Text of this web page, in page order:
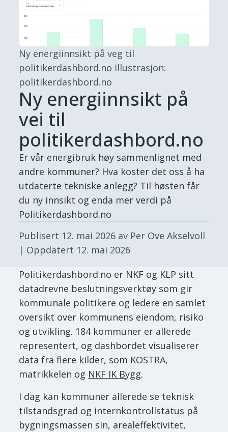
Ny energiinnsikt på veg til
politikerdashbord.no Illustrasjon:
politikerdashbord.no
Ny energiinnsikt på
vei til
politikerdashbord.no
Er vår energibruk høy sammenlignet med
andre kommuner? Hva koster det oss å ha
utdaterte tekniske anlegg? Til høsten får
du ny innsikt og enda mer verdi på
Politikerdashbord.no
Publisert 12. mai 2026 av Per Ove Akselvoll
| Oppdatert 12. mai 2026
Politikerdashbord.no er NKF og KLP sitt
datadrevne beslutningsverktøy som gir
kommunale politikere og ledere en samlet
oversikt over kommunens eiendom, risiko
og utvikling. 184 kommuner er allerede
representert, og dashbordet visualiserer
data fra flere kilder, som KOSTRA,
matrikkelen og NKF IK Bygg.
I dag kan kommuner allerede se teknisk
tilstandsgrad og internkontrollstatus på
bygningsmassen sin, arealeffektivitet,